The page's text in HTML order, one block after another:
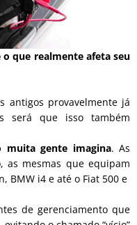
que realmente afeta seu
antigos provavelmente já
será que isso também
muita gente imagina. As
as mesmas que equipam
BMW i4 e até o Fiat 500 e
de gerenciamento que